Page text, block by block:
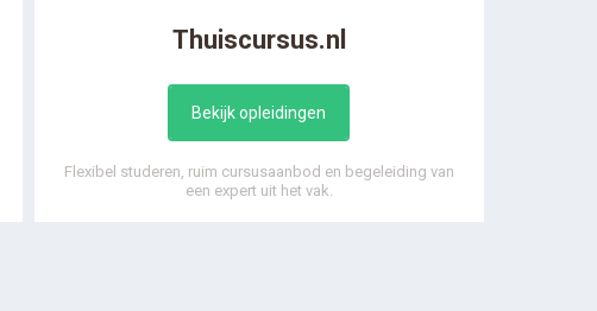
Thuiscursus.nl
Bekijk opleidingen
Flexibel studeren, ruim cursusaanbod en begeleiding van
een expert uit het vak.